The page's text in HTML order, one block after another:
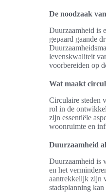
De noodzaak
Duurzaamheid is
gepaard gaande
levenskwaliteit
voorbereiden op
Wat maakt
Circulaire steden
rol in de
zijn essentiële
woonruimte en
Duurzaamheid
Duurzaamheid is
en het
aantrekkelijk zijn
stadsplanning